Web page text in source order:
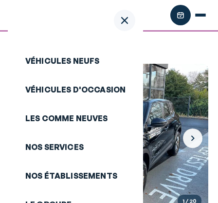
VÉHICULES NEUFS
VÉHICULES D'OCCASION
LES COMME NEUVES
NOS SERVICES
NOS ÉTABLISSEMENTS
1/ 20